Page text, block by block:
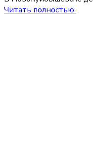
Читать полностью